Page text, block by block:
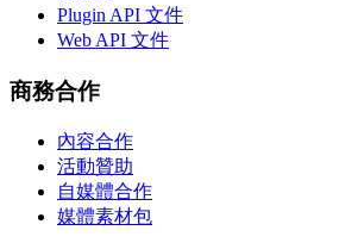
Plugin API 文件
Web API 文件
商務合作
內容合作
活動贊助
自媒體合作
媒體素材包